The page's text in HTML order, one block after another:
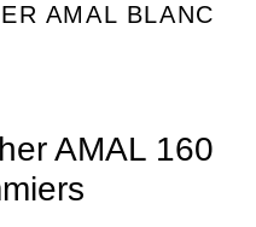
AMAL BLANC
AMAL 160